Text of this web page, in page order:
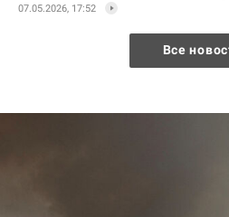
07.05.2026, 17:52
Все